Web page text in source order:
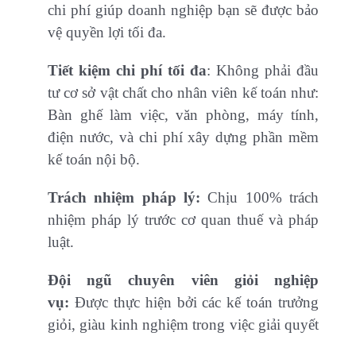
chi phí giúp doanh nghiệp bạn sẽ được bảo
vệ quyền lợi tối đa.
Tiết kiệm chi phí tối đa: Không phải đầu
tư cơ sở vật chất cho nhân viên kế toán như:
Bàn ghế làm việc, văn phòng, máy tính,
điện nước, và chi phí xây dựng phần mềm
kế toán nội bộ.
Trách nhiệm pháp lý: Chịu 100% trách
nhiệm pháp lý trước cơ quan thuế và pháp
luật.
Đội ngũ chuyên viên giỏi nghiệp
vụ: Được thực hiện bởi các kế toán trưởng
giỏi, giàu kinh nghiệm trong việc giải quyết